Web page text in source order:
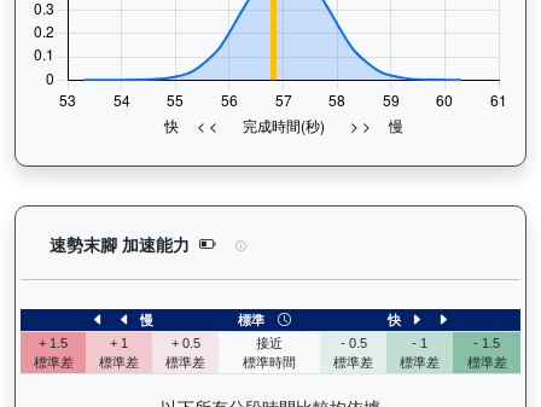
速勢末腳 加速能力 狀元及第（E392）— 速勢末腳加速能
慢 標準
快
+ 1.5
標準差
+ 1
標準差
+ 0.5
標準差
接近
標準時間
- 0.5
標準差
- 1
標準差
- 1.5
標準差